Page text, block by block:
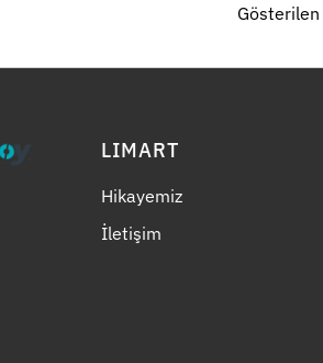
LIMART
Hikayemiz
İletişim